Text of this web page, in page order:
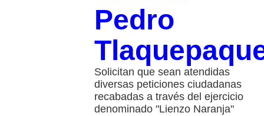
Pedro
Solicitan que sean atendidas
diversas peticiones ciudadanas
recabadas a través del ejercicio
denominado "Lienzo Naranja"